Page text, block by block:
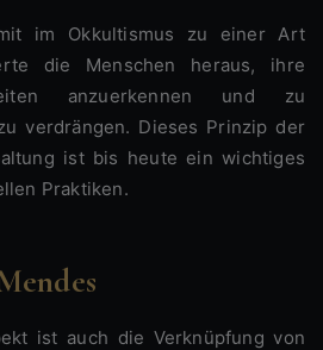
die Menschen heraus, ihre
anzuerkennen und zu
verdrängen. Dieses Prinzip der
ist bis heute ein wichtiges
Praktiken.